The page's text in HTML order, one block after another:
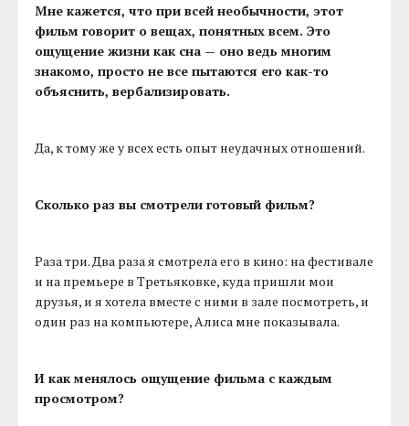
Мне кажется, что при всей необычности, этот
фильм говорит о вещах, понятных всем. Это
ощущение жизни как сна — оно ведь многим
знакомо, просто не все пытаются его как-то
объяснить, вербализировать.
Да, к тому же у всех есть опыт неудачных отношений.
Сколько раз вы смотрели готовый фильм?
Раза три. Два раза я смотрела его в кино: на фестивале
и на премьере в Третьяковке, куда пришли мои
друзья, и я хотела вместе с ними в зале посмотреть, и
один раз на компьютере, Алиса мне показывала.
И как менялось ощущение фильма с каждым
просмотром?